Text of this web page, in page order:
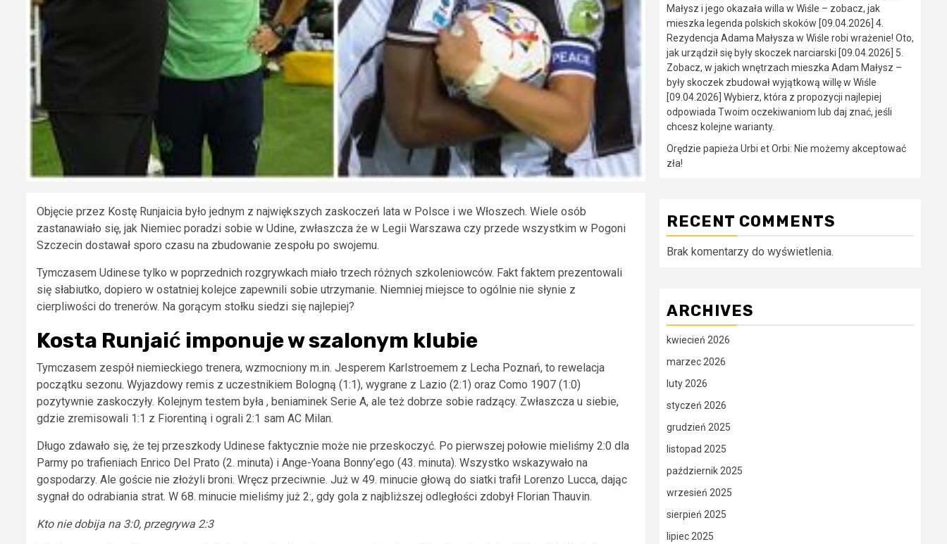
Objęcie przez Kostę Runjaicia było jednym z największych zaskoczeń lata w Polsce i we Włoszech. Wiele osób
zastanawiało się, jak Niemiec poradzi sobie w Udine, zwłaszcza że w Legii Warszawa czy przede wszystkim w Pogoni
Szczecin dostawał sporo czasu na zbudowanie zespołu po swojemu.
Tymczasem Udinese tylko w poprzednich rozgrywkach miało trzech różnych szkoleniowców. Fakt faktem prezentowali
się słabiutko, dopiero w ostatniej kolejce zapewnili sobie utrzymanie. Niemniej miejsce to ogólnie nie słynie z
cierpliwości do trenerów. Na gorącym stołku siedzi się najlepiej?
Kosta Runjaić imponuje w szalonym klubie
Tymczasem zespół niemieckiego trenera, wzmocniony m.in. Jesperem Karlstroemem z Lecha Poznań, to rewelacja
początku sezonu. Wyjazdowy remis z uczestnikiem Bologną (1:1), wygrane z Lazio (2:1) oraz Como 1907 (1:0)
pozytywnie zaskoczyły. Kolejnym testem była , beniaminek Serie A, ale też dobrze sobie radzący. Zwłaszcza u siebie,
gdzie zremisowali 1:1 z Fiorentiną i ograli 2:1 sam AC Milan.
Długo zdawało się, że tej przeszkody Udinese faktycznie może nie przeskoczyć. Po pierwszej połowie mieliśmy 2:0 dla
Parmy po trafieniach Enrico Del Prato (2. minuta) i Ange-Yoana Bonny’ego (43. minuta). Wszystko wskazywało na
gospodarzy. Ale goście nie złożyli broni. Wręcz przeciwnie. Już w 49. minucie głową do siatki trafił Lorenzo Lucca, dając
sygnał do odrabiania strat. W 68. minucie mieliśmy już 2:, gdy gola z najbliższej odległości zdobył Florian Thauvin.
Kto nie dobija na 3:0, przegrywa 2:3
Małysz i jego okazała willa w Wiśle – zobacz, jak
mieszka legenda polskich skoków [09.04.2026] 4.
Rezydencja Adama Małysza w Wiśle robi wrażenie! Oto,
jak urządził się były skoczek narciarski [09.04.2026] 5.
Zobacz, w jakich wnętrzach mieszka Adam Małysz –
były skoczek zbudował wyjątkową willę w Wiśle
[09.04.2026] Wybierz, która z propozycji najlepiej
odpowiada Twoim oczekiwaniom lub daj znać, jeśli
chcesz kolejne warianty.
Orędzie papieża Urbi et Orbi: Nie możemy akceptować
zła!
RECENT COMMENTS
Brak komentarzy do wyświetlenia.
ARCHIVES
kwiecień 2026
marzec 2026
luty 2026
styczeń 2026
grudzień 2025
listopad 2025
październik 2025
wrzesień 2025
sierpień 2025
lipiec 2025